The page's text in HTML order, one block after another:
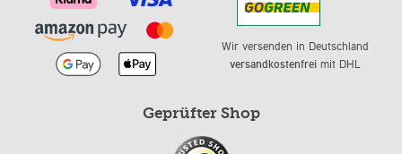
Wir versenden in Deutschland
versandkostenfreimit DHL
Geprüfter Shop